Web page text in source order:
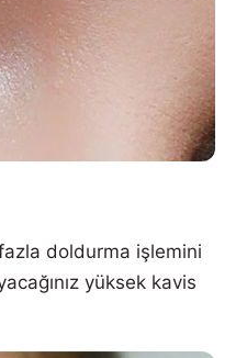
doldurma işlemini
yüksek kavis